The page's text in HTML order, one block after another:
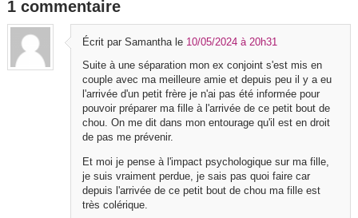
1 commentaire
Écrit par Samantha le 10/05/2024 à 20h31
Suite à une séparation mon ex conjoint s'est mis en
couple avec ma meilleure amie et depuis peu il y a eu
l'arrivée d'un petit frère je n'ai pas été informée pour
pouvoir préparer ma fille à l'arrivée de ce petit bout de
chou. On me dit dans mon entourage qu'il est en droit
de pas me prévenir.
Et moi je pense à l'impact psychologique sur ma fille,
je suis vraiment perdue, je sais pas quoi faire car
depuis l'arrivée de ce petit bout de chou ma fille est
très colérique.